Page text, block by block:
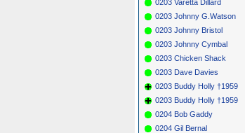
0203 Varetta Dillard
0203 Johnny G.Watson
0203 Johnny Bristol
0203 Johnny Cymbal
0203 Chicken Shack
0203 Dave Davies
0203 Buddy Holly †1959
0203 Buddy Holly †1959
0204 Bob Gaddy
0204 Gil Bernal